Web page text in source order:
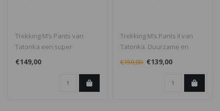
Trekking M’s Pants van
Tatonka een super
duurzame trekking-broek
gemaakt van e..
€149,00
Trekking M’s Pants II van
Tatonka. Duurzame en
comfortabele trekking- en
wande..
€159,00 €139,00